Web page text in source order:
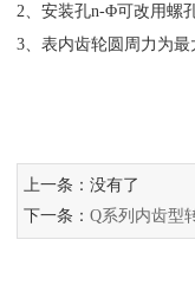
2、安装孔n-Φ可改用螺
3、表内齿轮圆周力为最
上一条：没有了
下一条： Q系列内齿型